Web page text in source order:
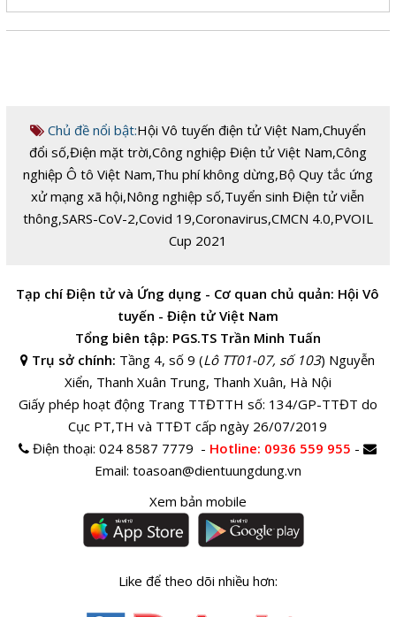
Chủ đề nổi bật:Hội Vô tuyến điện tử Việt Nam,Chuyển
đổi số,Điện mặt trời,Công nghiệp Điện tử Việt Nam,Công
nghiệp Ô tô Việt Nam,Thu phí không dừng,Bộ Quy tắc ứng
xử mạng xã hội,Nông nghiệp số,Tuyển sinh Điện tử viễn
thông,SARS-CoV-2,Covid 19,Coronavirus,CMCN 4.0,PVOIL
Cup 2021
Tạp chí Điện tử và Ứng dụng - Cơ quan chủ quản: Hội Vô
tuyến - Điện tử Việt Nam
Tổng biên tập: PGS.TS Trần Minh Tuấn
Trụ sở chính: Tầng 4, số 9 (Lô TT01-07, số 103) Nguyễn
Xiển, Thanh Xuân Trung, Thanh Xuân, Hà Nội
Giấy phép hoạt động Trang TTĐTTH số: 134/GP-TTĐT do
Cục PT,TH và TTĐT cấp ngày 26/07/2019
Điện thoại:024 8587 7779 - Hotline: 0936 559 955 -
Email: toasoan@dientuungdung.vn
Xem bản mobile
Like để theo dõi nhiều hơn: